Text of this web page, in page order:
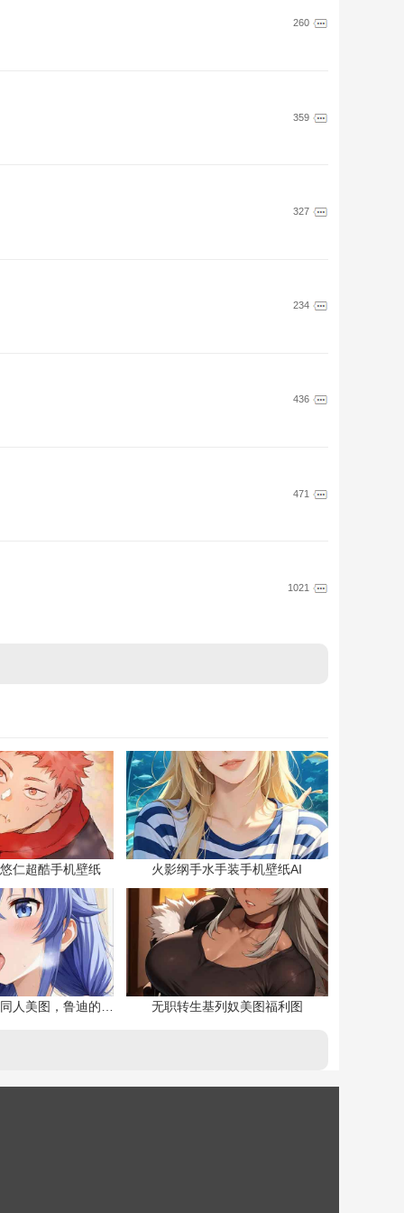
260
359
327
234
436
471
1021
仁超酷手机壁纸 火影纲手水手装手机壁纸AI
无职转生洛琪希同人美图，鲁迪的二老婆 无职转生基列奴美图福利图